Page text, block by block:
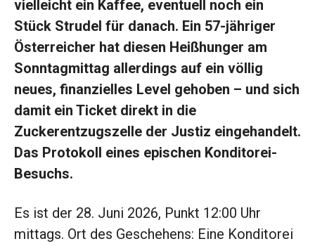
vielleicht ein Kaffee, eventuell noch ein
Stück Strudel für danach. Ein 57-jähriger
Österreicher hat diesen Heißhunger am
Sonntagmittag allerdings auf ein völlig
neues, finanzielles Level gehoben – und sich
damit ein Ticket direkt in die
Zuckerentzugszelle der Justiz eingehandelt.
Das Protokoll eines epischen Konditorei-
Besuchs.
Es ist der 28. Juni 2026, Punkt 12:00 Uhr
mittags. Ort des Geschehens: Eine Konditorei